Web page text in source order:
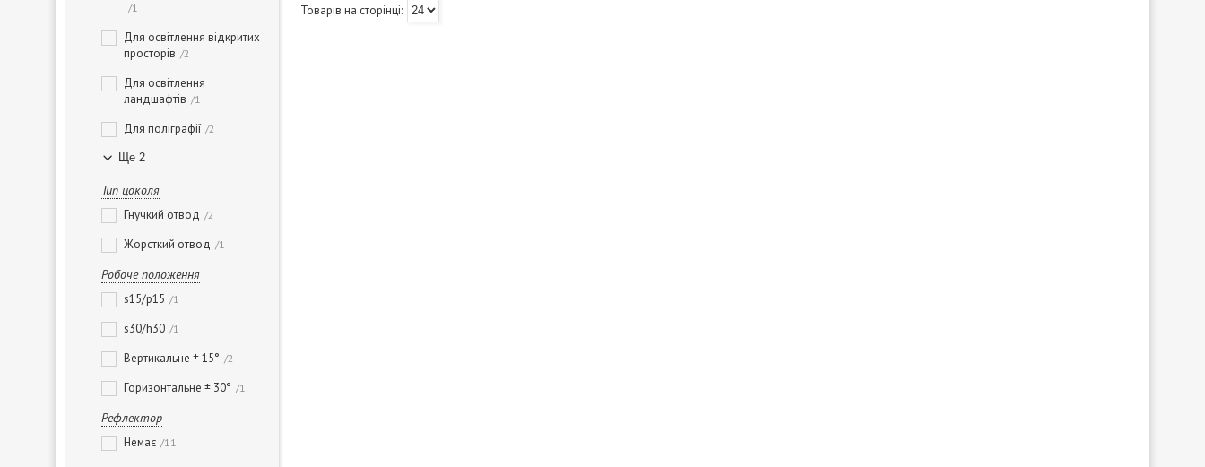
1
Для освітлення відкритих
просторів
2
Для освітлення
ландшафтів
1
Для поліграфії 2
Ще 2
Тип цоколя
Гнучкий отвод 2
Жорсткий отвод 1
Робоче положення
s15/p15 1
s30/h30 1
Вертикальне ± 15° 2
Горизонтальне ± 30° 1
Рефлектор
Немає 11